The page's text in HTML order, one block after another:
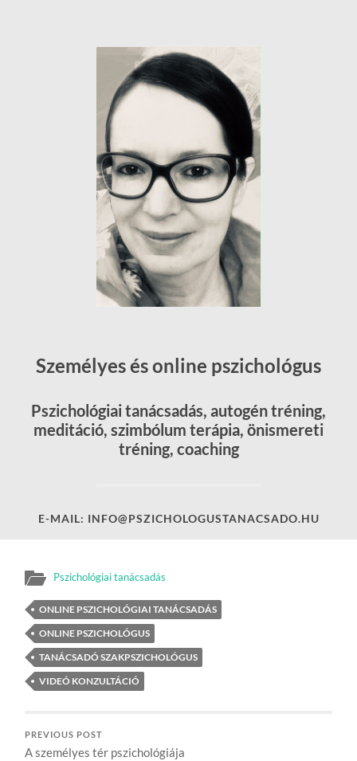
Személyes és online pszichológus
Pszichológiai tanácsadás, autogén tréning,
meditáció, szimbólum terápia, önismereti
tréning, coaching
E-MAIL: INFO@PSZICHOLOGUSTANACSADO.HU
Pszichológiai tanácsadás
ONLINE PSZICHOLÓGIAI TANÁCSADÁS
ONLINE PSZICHOLÓGUS
TANÁCSADÓ SZAKPSZICHOLÓGUS
VIDEÓ KONZULTÁCIÓ
PREVIOUS POST
A személyes tér pszichológiája